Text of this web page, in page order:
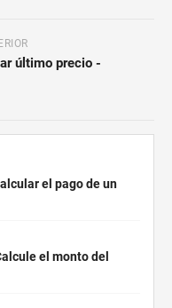
último precio -
el pago de un
el monto del